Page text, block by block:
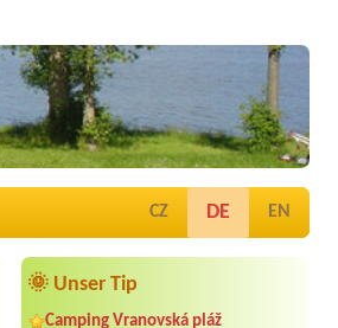
CZ DE EN
🌞 Unser Tip
Camping Vranovská pláž